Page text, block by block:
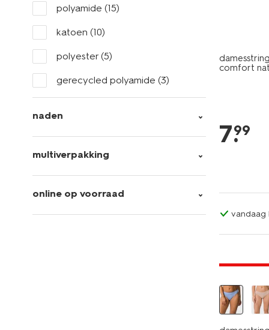
polyamide (15)
katoen (10)
polyester (5)
gerecycled polyamide (3)
naden
multiverpakking
online op voorraad
comfort
7.
99
vandaag